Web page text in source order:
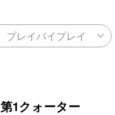
プレイバイプレイ
第1クォーター